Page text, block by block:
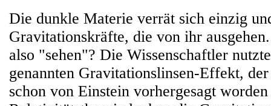
Die dunkle Materie verrät sich einzig
Gravitationskräfte, die von ihr
also "sehen"? Die Wissenschaftler
genannten Gravitationslinsen-Effekt,
schon von Einstein vorhergesagt